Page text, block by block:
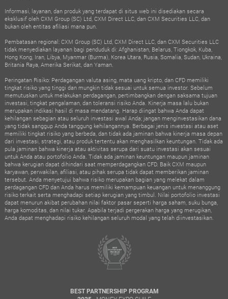
Informasi, layanan, dan produk yang terdapat di situs web ini disediakan secara
eksklusif oleh CXM Group (SC) Ltd, CXM Direct LLC, dan CXM Securities LLC, dan
bukan oleh entitas afiliasi mana pun.
Pembatasan regional: CXM Group (SC) Ltd, CXM Direct LLC, dan CXM Securities LLC
tidak menyediakan layanan bagi penduduk di: Afghanistan, Belarus, Tiongkok, Kuba,
Hong Kong, Iran, Libya, Myanmar (Burma), Korea Utara, Rusia, Somalia, Sudan, Ukraina,
Britania Raya, Amerika Serikat, dan Yaman.
Peringatan Risiko: Perdagangan valuta asing, mata uang kripto, dan CFD memiliki
tingkat risiko yang tinggi dan mungkin tidak sesuai untuk semua investor. Sebelum
memutuskan untuk melakukan perdagangan, pertimbangkan dengan saksama tujuan
investasi, tingkat pengalaman, dan toleransi risiko Anda. Kinerja masa lalu bukan
merupakan indikasi hasil di masa mendatang. Harap diingat bahwa Anda dapat
kehilangan sebagian atau seluruh investasi awal Anda; jangan menginvestasikan dana
yang tidak sanggup Anda tanggung kehilangannya. Berbagai jenis investasi atau aset
memiliki tingkat risiko yang berbeda, dan tidak ada jaminan bahwa kinerja masa depan
dari investasi, strategi, atau produk tertentu akan menghasilkan keuntungan. Tidak ada
pula jaminan bahwa kinerja atau aktivitas serupa dari suatu investasi akan sesuai
untuk Anda atau portofolio Anda. Tidak ada jaminan keuntungan maupun jaminan
bahwa kerugian dapat dihindari saat memperdagangkan CFD. Baik CXM maupun
karyawan, perwakilan, afiliasi, atau pihak serupa tidak dapat memberikan jaminan
tersebut. Anda menyetujui bahwa risiko merupakan bagian yang melekat dalam
perdagangan CFD dan Anda harus memiliki kemampuan keuangan untuk menanggung
risiko terkait serta menghadapi setiap kerugian yang timbul. Nilai portofolio investasi
dapat menurun akibat perubahan nilai faktor pasar seperti harga saham, suku bunga,
harga komoditas, dan nilai tukar. Apabila terjadi pergerakan harga yang merugikan,
Anda dapat menghadapi risiko kehilangan seluruh modal yang telah diinvestasikan.
BEST PARTNERSHIP PROGRAM